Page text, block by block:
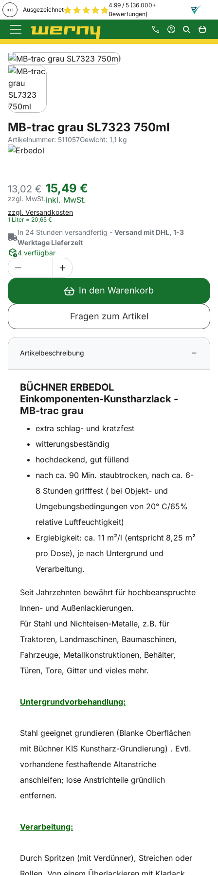
Ausgezeichnet
4.99 / 5 (36.000+
Bewertungen)
Zum Hauptinhalt springen
Produktgalerie
Zur Kaufbox springen
MB-trac grau SL7323 750ml
Artikelnummer: 511057Gewicht: 1,1 kg
13,02 €
zzgl. MwSt.
15,49 €
Steuerhinweis:
inkl. MwSt.
zzgl. Versandkosten
1 Liter = 20 65 €
In 24 Stunden versandfertig - Versand mit DHL, 1-3
Werktage Lieferzeit
4 verfügbar
In den Warenkorb
Fragen zum Artikel
Artikelbeschreibung
BÜCHNER ERBEDOL
Einkomponenten-Kunstharzlack -
MB-trac grau
extra schlag- und kratzfest
witterungsbeständig
hochdeckend, gut füllend
nach ca. 90 Min. staubtrocken, nach ca. 6-
8 Stunden grifffest ( bei Objekt- und
Umgebungsbedingungen von 20° C/65%
relative Luftfeuchtigkeit)
Ergiebigkeit: ca. 11 m²/l (entspricht 8,25 m²
pro Dose), je nach Untergrund und
Verarbeitung.
Seit Jahrzehnten bewährt für hochbeanspruchte
Innen- und Außenlackierungen.
Für Stahl und Nichteisen-Metalle, z.B. für
Traktoren, Landmaschinen, Baumaschinen,
Fahrzeuge, Metallkonstruktionen, Behälter,
Türen, Tore, Gitter und vieles mehr.
Untergrundvorbehandlung:
Stahl geeignet grundieren (Blanke Oberflächen
mit Büchner KIS Kunstharz-Grundierung) . Evtl.
vorhandene festhaftende Altanstriche
anschleifen; lose Anstrichteile gründlich
entfernen.
Verarbeitung:
Durch Spritzen (mit Verdünner), Streichen oder